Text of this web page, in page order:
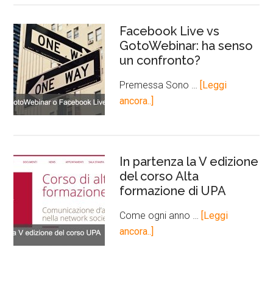
Facebook Live vs
GotoWebinar: ha senso
un confronto?
Premessa Sono …
[Leggi
ancora..]
In partenza la V edizione
del corso Alta
formazione di UPA
Come ogni anno …
[Leggi
ancora..]